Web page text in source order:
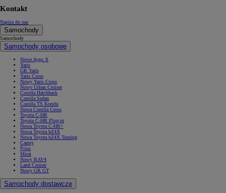
Kontakt
Napisz do nas
Samochody
Samochody
Samochody osobowe
Nowe Aygo X
Yaris
GR Yaris
Yaris Cross
Nowy Yaris Cross
Nowy Urban Cruiser
Corolla Hatchback
Corolla Sedan
Corolla TS Kombi
Nowa Corolla Cross
Toyota C-HR
Toyota C-HR Plug-in
Nowa Toyota C-HR+
Nowa Toyota bZ4X
Nowa Toyota bZ4X Touring
Camry
Prius
Mirai
Nowy RAV4
Land Cruiser
Nowy GR GT
Samochody dostawcze